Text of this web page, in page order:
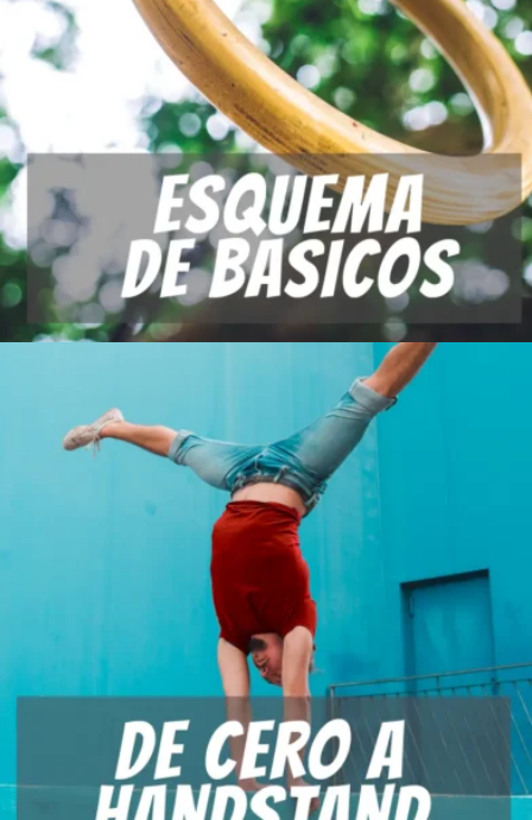
50,00€
50,00